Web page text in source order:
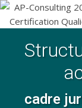
cadre